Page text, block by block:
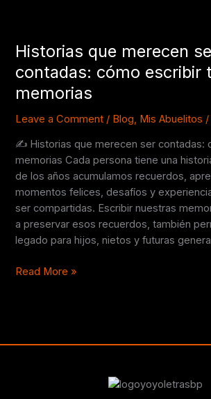
Historias que merecen
contadas: cómo escribir
memorias
Leave a Comment / Blog Mis Abuelitos /
✍️ Historias que merecen ser contadas:
memorias Cada persona tiene una
de los años acumulamos recuerdos,
momentos felices, desafíos y
ser compartidas. Escribir nuestras
a preservar esos recuerdos, también
legado para hijos, nietos y futuras
merecen
contadas:
cómo
escribir
memorias
Read More »